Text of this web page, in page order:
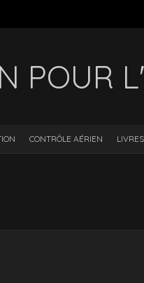
POUR
CONTRÔLE AÉRIEN LIVRES